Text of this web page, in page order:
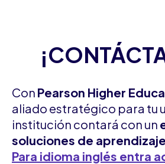
Con Pearson Higher
aliado estratégico para tu
institución contará con un
soluciones de aprendizaje
Para idioma inglés entra